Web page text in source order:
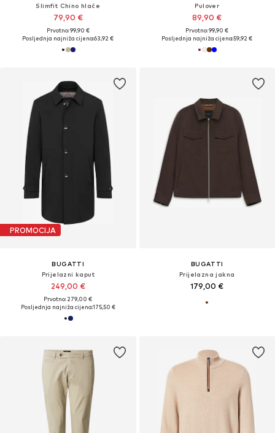
Slimfit Chino hlače
79,90 €
Prvotno: 99,90 €
Posljednja najniža cijena:63,92 €
Pulover
89,90 €
Prvotno: 99,90 €
Posljednja najniža cijena:59,92 €
PROMOCIJA
BUGATTI
Prijelazni kaput
249,00 €
Prvotno: 279,00 €
Posljednja najniža cijena:175,50 €
BUGATTI
Prijelazna jakna
179,00 €